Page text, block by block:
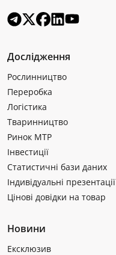
Дослідження
Рослинництво
Переробка
Логістика
Тваринництво
Ринок МТР
Інвестиції
Статистичні бази даних
Індивідуальні презентації
Цінові довідки на товар
Новини
Ексклюзив